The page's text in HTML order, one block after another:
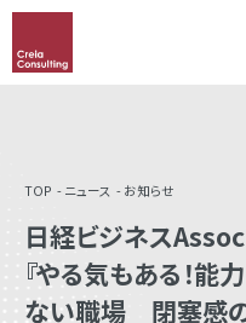
「&」などの記号を含むキーワードで検索した際
その場合は記号に続いて半角スペースを挿入して検
TOP ニュース お知らせ
日経ビジネス
『やる気もある！能
ない職場 閉塞感の